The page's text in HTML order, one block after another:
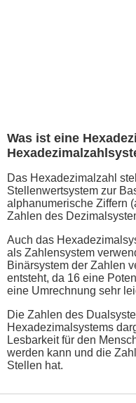
Was ist eine
Das Hexadezimalzahl
Stellenwertsystem zur
alphanumerische Ziffern
Zahlen des
Auch das
als Zahlensystem
Binärsystem der Zahlen
entsteht, da 16 eine
eine Umrechnung sehr
Die Zahlen des
Hexadezimalsystems
Lesbarkeit für den
werden kann und die
Stellen hat.